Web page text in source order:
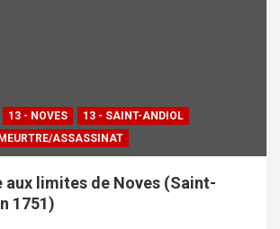
13 - NOVES
13 - SAINT-ANDIOL
ASSASSINAT
aux limites de Noves (Saint-
1751)